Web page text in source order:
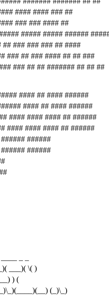
#### #### ### ##
### ### #### ##
##### ##### ######
### ### ### ## ####
### ## ### #### ## ## ###
### ## ## ####### ## ## ##
#### ## #### ######
#### ## #### ######
#### #### #### ## ######
#### #### #### ## ######
######
######
___)( \( )
) (
(_)\_)